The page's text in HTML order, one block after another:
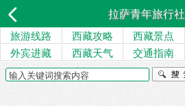
拉萨青年旅行社
旅游线路 西藏攻略 西藏景点
外宾进藏
西藏天气 交通指南